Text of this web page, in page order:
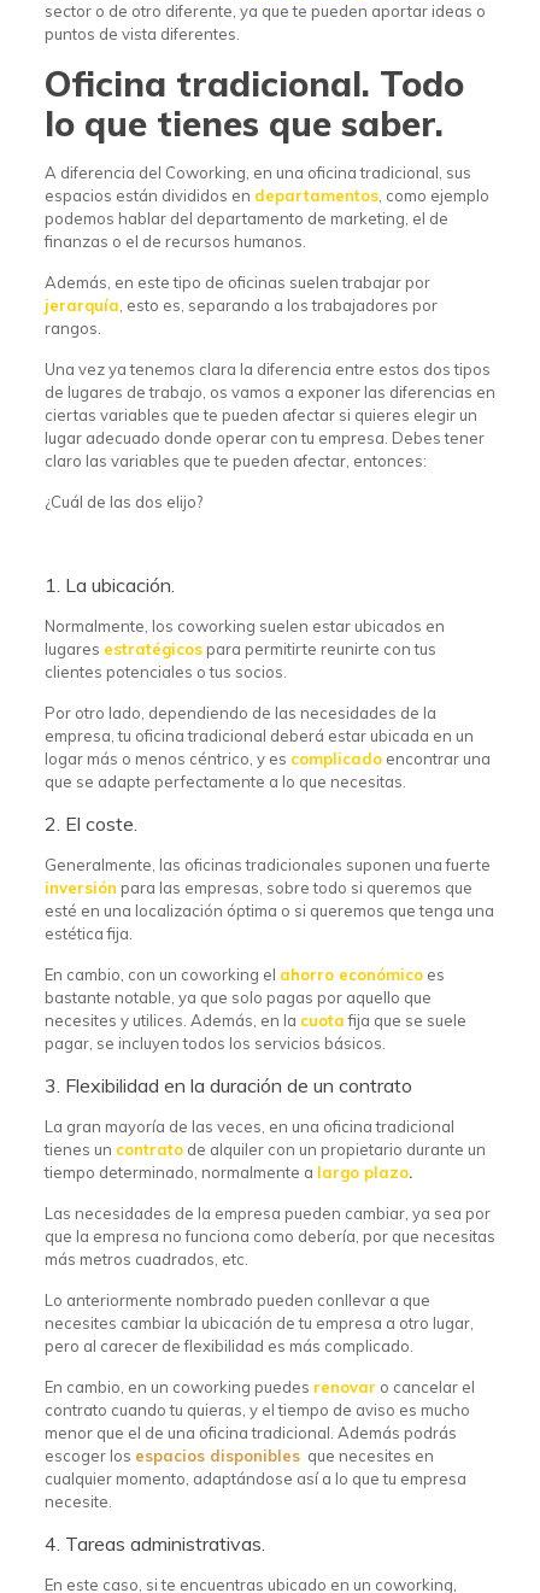
sector o de otro diferente, ya que te pueden aportar ideas o
puntos de vista diferentes.
Oficina tradicional. Todo
lo que tienes que saber.
A diferencia del Coworking, en una oficina tradicional, sus
espacios están divididos en departamentos, como ejemplo
podemos hablar del departamento de marketing, el de
finanzas o el de recursos humanos.
Además, en este tipo de oficinas suelen trabajar por
jerarquía, esto es, separando a los trabajadores por
rangos.
Una vez ya tenemos clara la diferencia entre estos dos tipos
de lugares de trabajo, os vamos a exponer las diferencias en
ciertas variables que te pueden afectar si quieres elegir un
lugar adecuado donde operar con tu empresa. Debes tener
claro las variables que te pueden afectar, entonces:
¿Cuál de las dos elijo?
1. La ubicación.
Normalmente, los coworking suelen estar ubicados en
lugares estratégicospara permitirte reunirte con tus
clientes potenciales o tus socios.
Por otro lado, dependiendo de las necesidades de la
empresa, tu oficina tradicional deberá estar ubicada en un
logar más o menos céntrico, y es complicado encontrar una
que se adapte perfectamente a lo que necesitas.
2. El coste.
Generalmente, las oficinas tradicionales suponen una fuerte
inversión para las empresas, sobre todo si queremos que
esté en una localización óptima o si queremos que tenga una
estética fija.
En cambio, con un coworking el ahorro económicoes
bastante notable, ya que solo pagas por aquello que
necesites y utilices. Además, en la cuota fija que se suele
pagar, se incluyen todos los servicios básicos.
3. Flexibilidad en la duración de un contrato
La gran mayoría de las veces, en una oficina tradicional
tienes un contrato de alquiler con un propietario durante un
tiempo determinado, normalmente a largo plazo.
Las necesidades de la empresa pueden cambiar, ya sea por
que la empresa no funciona como debería, por que necesitas
más metros cuadrados, etc.
Lo anteriormente nombrado pueden conllevar a que
necesites cambiar la ubicación de tu empresa a otro lugar,
pero al carecer de flexibilidad es más complicado.
En cambio, en un coworking puedes renovar o cancelar el
contrato cuando tu quieras, y el tiempo de aviso es mucho
menor que el de una oficina tradicional. Además podrás
escoger los espacios disponiblesque necesites en
cualquier momento, adaptándose así a lo que tu empresa
necesite.
4. Tareas administrativas.
En este caso, si te encuentras ubicado en un coworking,